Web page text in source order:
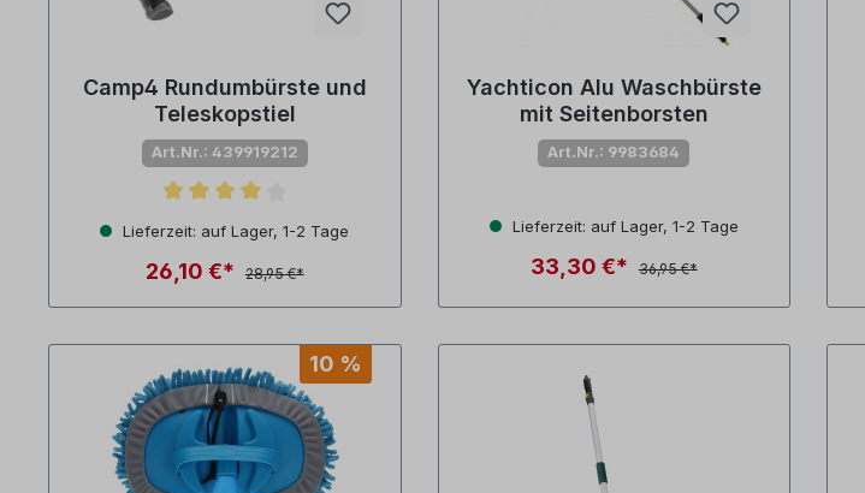
Camp4 Rundumbürste und
Teleskopstiel
Art.Nr.: 439919212
Durchschnittliche Bewertung von 4 von 5 Sternen
Lieferzeit: auf Lager, 1-2 Tage
26,10 €* 28,95 €*
Yachticon Alu Waschbürste
mit Seitenborsten
Art.Nr.: 9983684
Lieferzeit: auf Lager, 1-2 Tage
33,30 €* 36,95 €*
10 %